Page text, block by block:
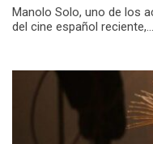
Manolo Solo, uno de los
del cine español reciente,...